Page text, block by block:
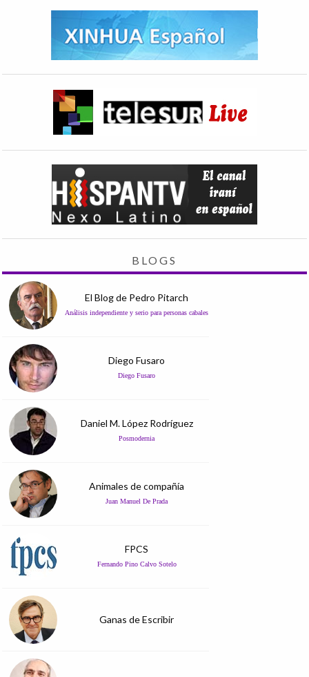
BLOGS
El Blog de Pedro Pitarch
Análisis independiente y serio para personas cabales
Diego Fusaro
Diego Fusaro
Daniel M. López Rodríguez
Posmodernia
Animales de compañía
Juan Manuel De Prada
FPCS
Fernando Pino Calvo Sotelo
Ganas de Escribir